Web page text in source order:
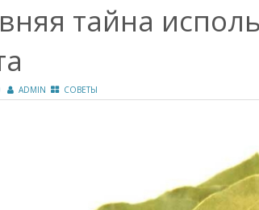
тайна
ADMIN СОВЕТЫ